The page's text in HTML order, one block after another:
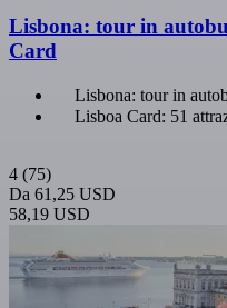
Lisbona: tour in
Card
Lisbona: tour in
Lisboa Card: 51
4 (75)
Da 61,25 USD
58,19 USD